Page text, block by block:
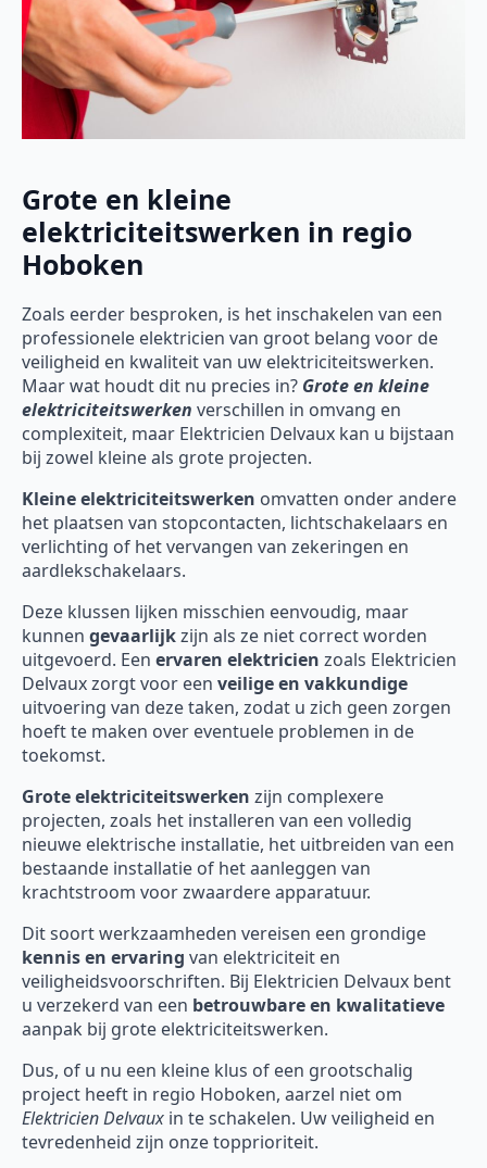
Grote en kleine
elektriciteitswerken in regio
Hoboken
Zoals eerder besproken, is het inschakelen van een
professionele elektricien van groot belang voor de
veiligheid en kwaliteit van uw elektriciteitswerken.
Maar wat houdt dit nu precies in? Grote en kleine
elektriciteitswerken verschillen in omvang en
complexiteit, maar Elektricien Delvaux kan u bijstaan
bij zowel kleine als grote projecten.
Kleine elektriciteitswerken omvatten onder andere
het plaatsen van stopcontacten, lichtschakelaars en
verlichting of het vervangen van zekeringen en
aardlekschakelaars.
Deze klussen lijken misschien eenvoudig, maar
kunnen gevaarlijkzijn als ze niet correct worden
uitgevoerd. Een ervaren elektricien zoals Elektricien
Delvaux zorgt voor een veilige en vakkundige
uitvoering van deze taken, zodat u zich geen zorgen
hoeft te maken over eventuele problemen in de
toekomst.
Grote elektriciteitswerken zijn complexere
projecten, zoals het installeren van een volledig
nieuwe elektrische installatie, het uitbreiden van een
bestaande installatie of het aanleggen van
krachtstroom voor zwaardere apparatuur.
Dit soort werkzaamheden vereisen een grondige
kennis en ervaring van elektriciteit en
veiligheidsvoorschriften. Bij Elektricien Delvaux bent
u verzekerd van een betrouwbare en kwalitatieve
aanpak bij grote elektriciteitswerken.
Dus, of u nu een kleine klus of een grootschalig
project heeft in regio Hoboken, aarzel niet om
Elektricien Delvaux in te schakelen. Uw veiligheid en
tevredenheid zijn onze topprioriteit.